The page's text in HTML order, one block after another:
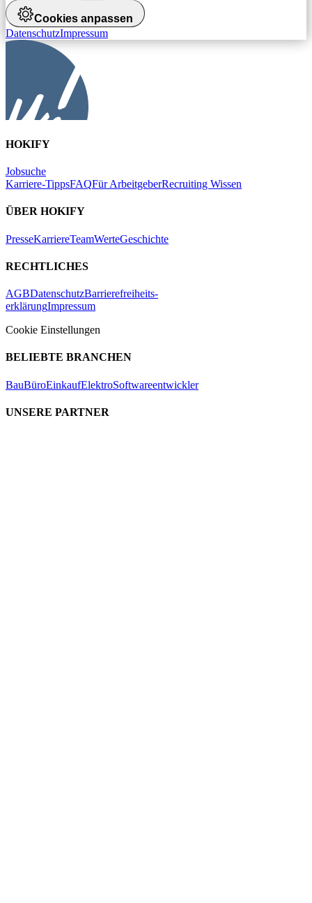
Cookies anpassen
DatenschutzImpressum
HOKIFY
Jobsuche
Karriere-TippsFAQFür ArbeitgeberRecruiting Wissen
ÜBER HOKIFY
PresseKarriereTeamWerteGeschichte
RECHTLICHES
AGBDatenschutzBarrierefreiheits-
erklärungImpressum
Cookie Einstellungen
BELIEBTE BRANCHEN
BauBüroEinkaufElektroSoftwareentwickler
UNSERE PARTNER